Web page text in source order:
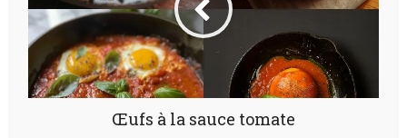
Œufs à la sauce tomate